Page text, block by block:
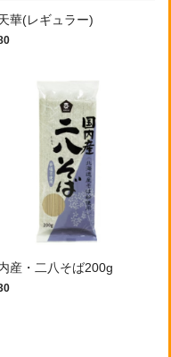
華(レギュラー)
産・二八そば200g